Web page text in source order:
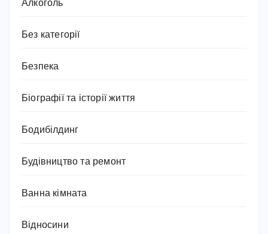
Алкоголь
Без категорії
Безпека
Біографії та історії життя
Бодибілдинг
Будівництво та ремонт
Ванна кімната
Відносини